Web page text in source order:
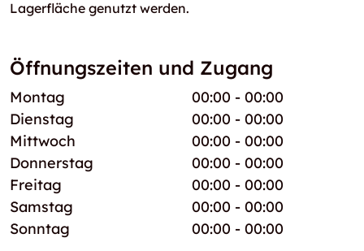
Lagerfläche genutzt werden.
Öffnungszeiten und Zugang
Montag
00:00 - 00:00
Dienstag
00:00 - 00:00
Mittwoch
00:00 - 00:00
Donnerstag
00:00 - 00:00
Freitag
00:00 - 00:00
Samstag
00:00 - 00:00
Sonntag
00:00 - 00:00